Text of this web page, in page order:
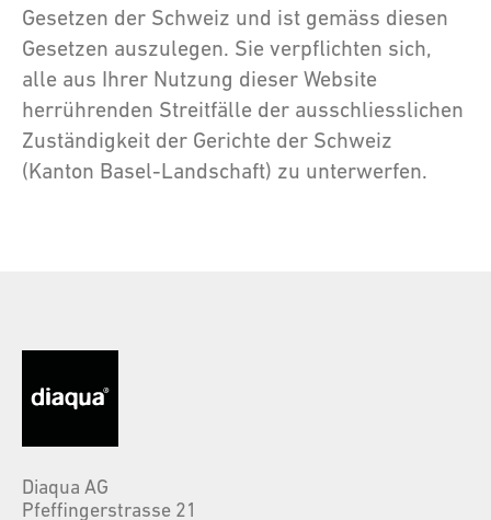
Gesetzen der Schweiz und ist gemäss diesen
Gesetzen auszulegen. Sie verpflichten sich,
alle aus Ihrer Nutzung dieser Website
herrührenden Streitfälle der ausschliesslichen
Zuständigkeit der Gerichte der Schweiz
(Kanton Basel-Landschaft) zu unterwerfen.
Diaqua AG
Pfeffingerstrasse 21